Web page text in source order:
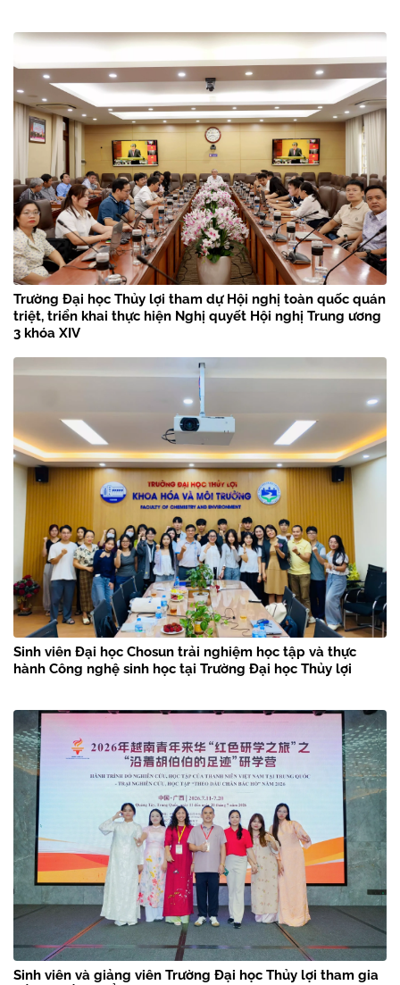
Trường Đại học Thủy lợi tham dự Hội nghị toàn quốc quán
triệt, triển khai thực hiện Nghị quyết Hội nghị Trung ương
3 khóa XIV
Sinh viên Đại học Chosun trải nghiệm học tập và thực
hành Công nghệ sinh học tại Trường Đại học Thủy lợi
Sinh viên và giảng viên Trường Đại học Thủy lợi tham gia